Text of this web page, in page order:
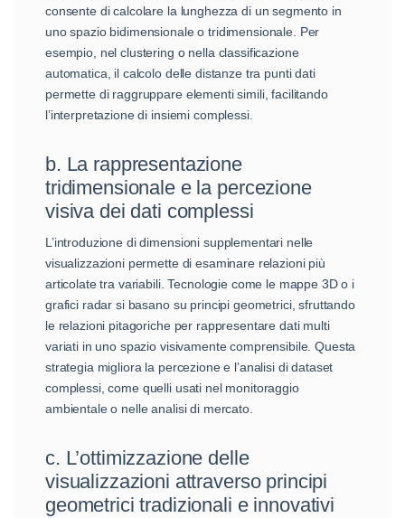
consente di calcolare la lunghezza di un segmento in
uno spazio bidimensionale o tridimensionale. Per
esempio, nel clustering o nella classificazione
automatica, il calcolo delle distanze tra punti dati
permette di raggruppare elementi simili, facilitando
l’interpretazione di insiemi complessi.
b. La rappresentazione
tridimensionale e la percezione
visiva dei dati complessi
L’introduzione di dimensioni supplementari nelle
visualizzazioni permette di esaminare relazioni più
articolate tra variabili. Tecnologie come le mappe 3D o i
grafici radar si basano su principi geometrici, sfruttando
le relazioni pitagoriche per rappresentare dati multi
variati in uno spazio visivamente comprensibile. Questa
strategia migliora la percezione e l’analisi di dataset
complessi, come quelli usati nel monitoraggio
ambientale o nelle analisi di mercato.
c. L’ottimizzazione delle
visualizzazioni attraverso principi
geometrici tradizionali e innovativi